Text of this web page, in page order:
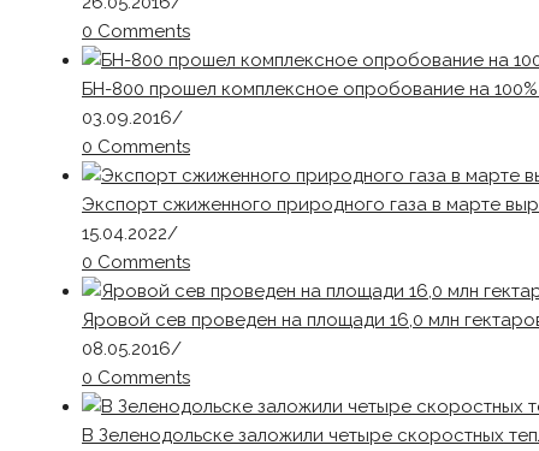
0 Comments
БН-800 прошел комплексное опробование на
03.09.2016/
0 Comments
Экспорт сжиженного природного газа в марте
15.04.2022/
0 Comments
Яровой сев проведен на площади 16,0 млн
08.05.2016/
0 Comments
В Зеленодольске заложили четыре скоростных